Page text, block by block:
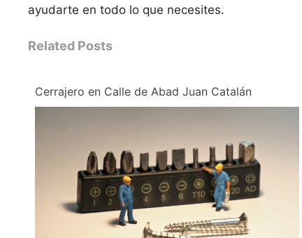
ayudarte en todo lo que necesites.
Related Posts
Cerrajero en Calle de Abad Juan Catalán